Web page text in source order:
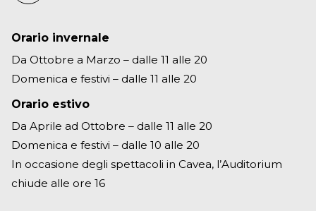
Orario invernale
Da Ottobre a Marzo – dalle 11 alle 20
Domenica e festivi – dalle 11 alle 20
Orario estivo
Da Aprile ad Ottobre – dalle 11 alle 20
Domenica e festivi – dalle 10 alle 20
In occasione degli spettacoli in Cavea, l’Auditorium
chiude alle ore 16